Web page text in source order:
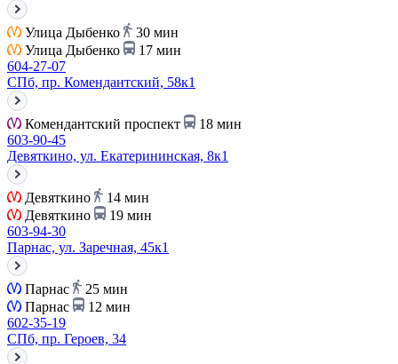
Улица Дыбенко
30 мин
Улица Дыбенко
17 мин
604-27-07
СПб, пр. Комендантский, 58к1
Комендантский проспект
18 мин
603-90-45
Девяткино, ул. Екатерининская, 8к1
Девяткино
14 мин
Девяткино
19 мин
603-94-30
Парнас, ул. Заречная, 45к1
Парнас
25 мин
Парнас
12 мин
602-35-19
СПб, пр. Героев, 34